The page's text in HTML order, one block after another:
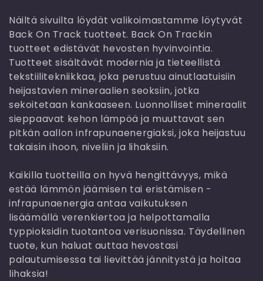
k
o
e
l
m
a
:
Näiltä sivuilta löydät valikoimastamme löytyvät
Back On Track tuotteet. Back On Trackin
tuotteet edistävät hevosten hyvinvointia.
Tuotteet sisältävät modernia ja tieteellistä
tekstiilitekniikkaa, joka perustuu ainutlaatuisiin
heijastavien mineraalien seoksiin, jotka
sekoitetaan kankaaseen. Luonnolliset mineraalit
sieppaavat kehon lämpöä ja muuttavat sen
pitkän aallon infrapunaenergiaksi, joka heijastuu
takaisin ihoon, niveliin ja lihaksiin.
Kaikilla tuotteilla on hyvä hengittävyys, mikä
estää lämmön jäämisen tai eristämisen -
infrapunaenergia antaa vaikutuksen
lisäämällä verenkiertoa ja helpottamalla
typpioksidin tuotantoa verisuonissa. Täydellinen
tuote, kun haluat auttaa hevostasi
palautumisessa tai lievittää jännitystä ja hoitaa
lihaksia!